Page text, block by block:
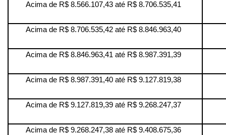
Acima de R$ 8.566.107,43 até R$ 8.706.535,41
Acima de R$ 8.706.535,42 até R$ 8.846.963,40
Acima de R$ 8.846.963,41 até R$ 8.987.391,39
Acima de R$ 8.987.391,40 até R$ 9.127.819,38
Acima de R$ 9.127.819,39 até R$ 9.268.247,37
Acima de R$ 9.268.247,38 até R$ 9.408.675,36